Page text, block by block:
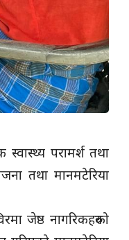
परामर्श तथा
तथा मानमटेरिया
जेष्ठ नागरिकहरुको